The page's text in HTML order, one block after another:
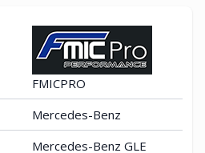
FMICPRO
Mercedes-Benz
Mercedes-Benz GLE